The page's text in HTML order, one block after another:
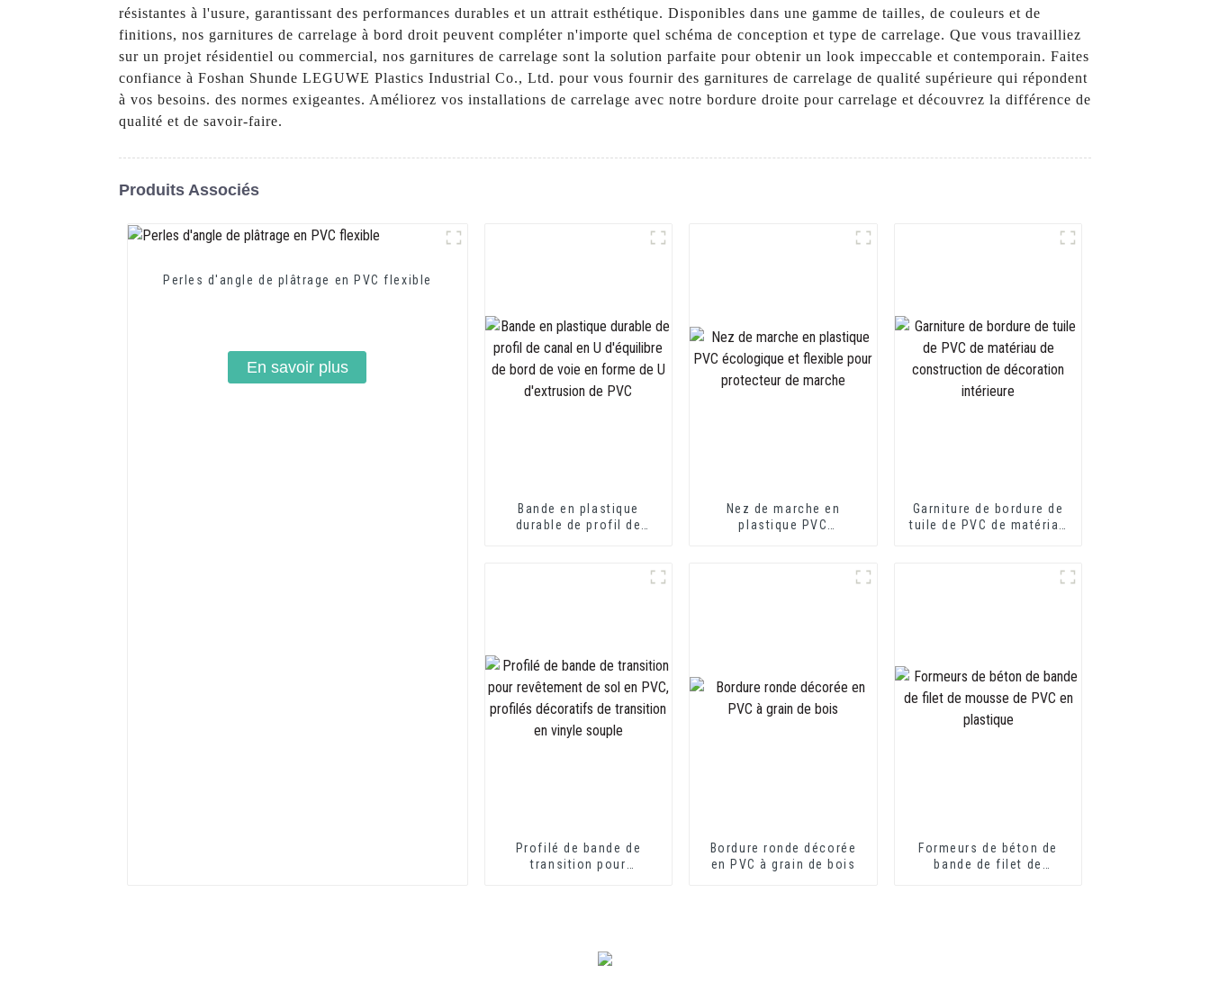
résistantes à l'usure, garantissant des performances durables et un attrait esthétique. Disponibles dans une gamme de tailles, de couleurs et de
finitions, nos garnitures de carrelage à bord droit peuvent compléter n'importe quel schéma de conception et type de carrelage. Que vous travailliez
sur un projet résidentiel ou commercial, nos garnitures de carrelage sont la solution parfaite pour obtenir un look impeccable et contemporain. Faites
confiance à Foshan Shunde LEGUWE Plastics Industrial Co., Ltd. pour vous fournir des garnitures de carrelage de qualité supérieure qui répondent
à vos besoins. des normes exigeantes. Améliorez vos installations de carrelage avec notre bordure droite pour carrelage et découvrez la différence de
qualité et de savoir-faire.
Produits Associés
Perles d'angle de plâtrage en PVC flexible
En savoir plus
Bande en plastique
durable de profil de
Nez de marche en
plastique PVC
Garniture de bordure de
tuile de PVC de matériau
Profilé de bande de
transition pour
Bordure ronde décorée
en PVC à grain de bois
Formeurs de béton de
bande de filet de